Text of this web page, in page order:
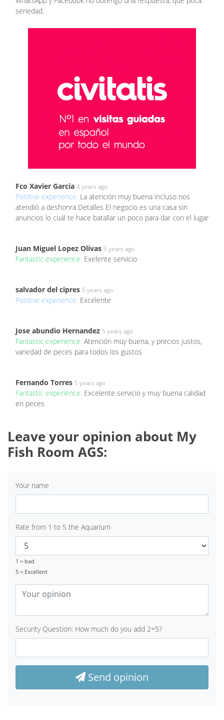
seriedad.
Fco Xavier Garcia 4 years ago
Positive experience: La atención muy buena incluso nos
atendió a deshonra Detalles El negocio es una casa sin
anuncios lo cuál te hace batallar un poco para dar con el lugar
Juan Miguel Lopez Olivas 5 years ago
Fantastic experience: Exelente servicio
salvador del cipres 5 years ago
Positive experience: Excelente
Jose abundio Hernandez 5 years ago
Fantastic experience: Atención muy buena, y precios justos,
variedad de peces para todos los gustos
Fernando Torres 5 years ago
Fantastic experience: Excelente servicio y muy buena calidad
en peces
Leave your opinion about My
Fish Room AGS:
Your name
Rate from 1 to 5 the Aquarium
1 = bad
5 = Excellent
Security Question: How much do you add 2+5?
Send opinion